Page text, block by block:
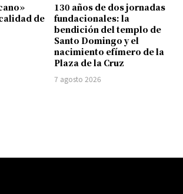
de
130 años de dos jornadas
fundacionales: la
bendición del templo de
Santo Domingo y el
nacimiento efímero de la
Plaza de la Cruz
7 agosto 2026